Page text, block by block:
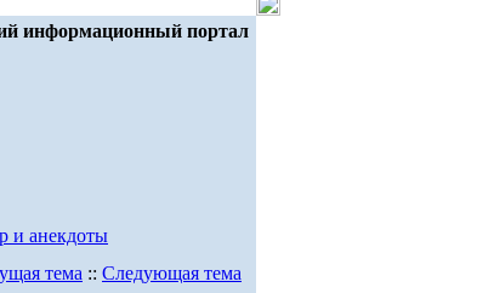
информационный портал
и анекдоты
тема :: Следующая тема